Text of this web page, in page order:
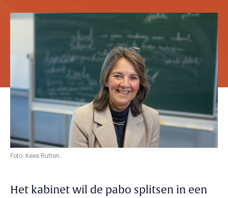
Foto: Kees Rutten.
Het kabinet wil de pabo splitsen in een